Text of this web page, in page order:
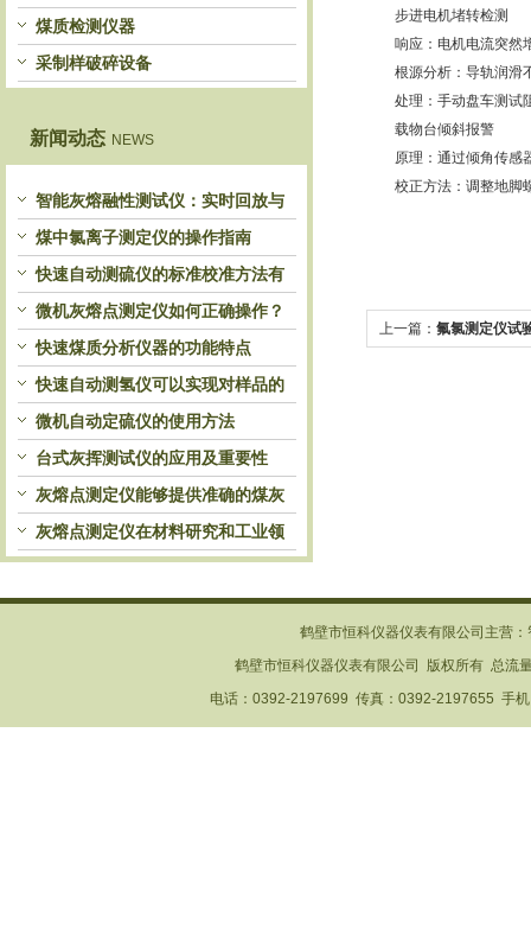
煤质检测仪器
采制样破碎设备
新闻动态 NEWS
智能灰熔融性测试仪：实时回放与
历史分析，解锁灰熔特性精准洞察
煤中氯离子测定仪的操作指南
快速自动测硫仪的标准校准方法有
哪些？
微机灰熔点测定仪如何正确操作？
快速煤质分析仪器的功能特点
快速自动测氢仪可以实现对样品的
自动处理和检测
微机自动定硫仪的使用方法
台式灰挥测试仪的应用及重要性
灰熔点测定仪能够提供准确的煤灰
熔融性参数
灰熔点测定仪在材料研究和工业领
域中发挥重要作用
步进电机堵转检测
响应：电机电流突然增
根源分析：导轨润滑
处理：手动盘车测试阻
载物台倾斜报警
原理：通过倾角传感器
校正方法：调整地脚螺
上一篇： 氟氯测定仪试
鹤壁市恒科仪器仪表有限公司主营
鹤壁市恒科仪器仪表有限公司 版权所有 总流
电话：0392-2197699 传真：0392-2197655 手